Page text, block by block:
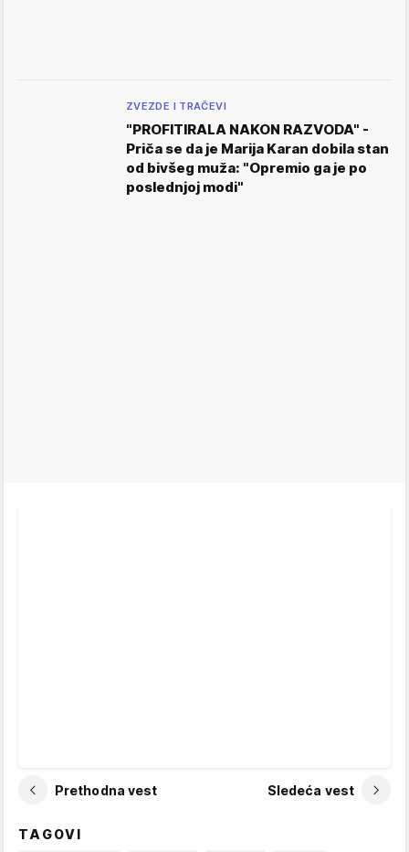
ZVEZDE I TRAČEVI
"PROFITIRALA NAKON RAZVODA" -
Priča se da je Marija Karan dobila stan
od bivšeg muža: "Opremio ga je po
poslednjoj modi"
Prethodna vest Sledeća vest
TAGOVI